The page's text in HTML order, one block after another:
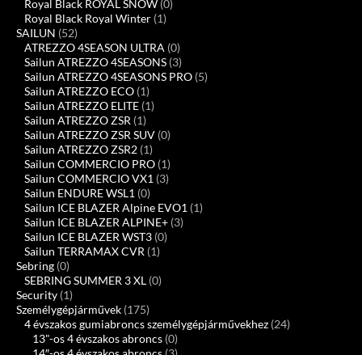
Royal Black ROYAL SNOW (0)
Royal Black Royal Winter (1)
SAILUN (52)
ATREZZO 4SEASON ULTRA (0)
Sailun ATREZZO 4SEASONS (3)
Sailun ATREZZO 4SEASONS PRO (5)
Sailun ATREZZO ECO (1)
Sailun ATREZZO ELITE (1)
Sailun ATREZZO ZSR (1)
Sailun ATREZZO ZSR SUV (0)
Sailun ATREZZO ZSR2 (1)
Sailun COMMERCIO PRO (1)
Sailun COMMERCIO VX1 (3)
Sailun ENDURE WSL1 (0)
Sailun ICE BLAZER Alpine EVO1 (1)
Sailun ICE BLAZER ALPINE+ (3)
Sailun ICE BLAZER WST3 (0)
Sailun TERRAMAX CVR (1)
Sebring (0)
SEBRING SUMMER 3 XL (0)
Security (1)
Személygépjárművek (175)
4 évszakos gumiabroncs személygépjárművekhez (24)
13"-os 4 évszakos abroncs (0)